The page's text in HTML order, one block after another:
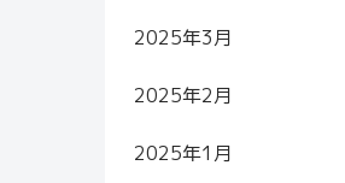
2025年3月
2025年2月
2025年1月